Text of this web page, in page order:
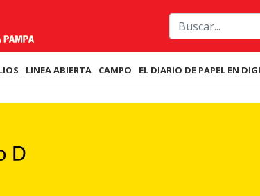
LINEA ABIERTA CAMPO EL DIARIO DE PAPEL EN